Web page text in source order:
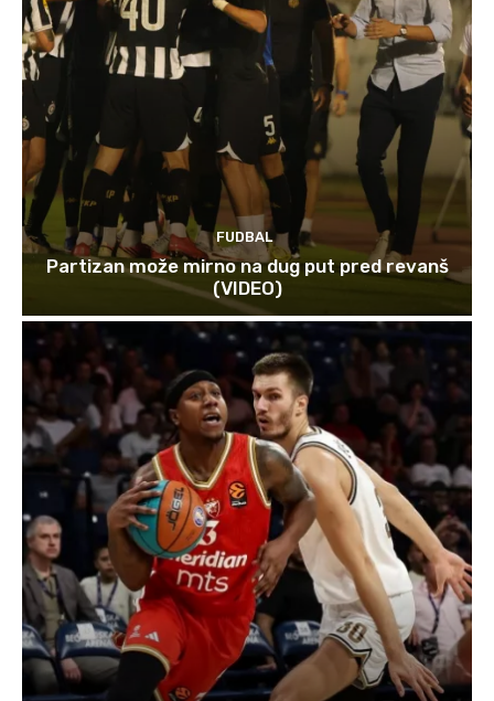
FUDBAL
Partizan može mirno na dug put pred revanš
(VIDEO)